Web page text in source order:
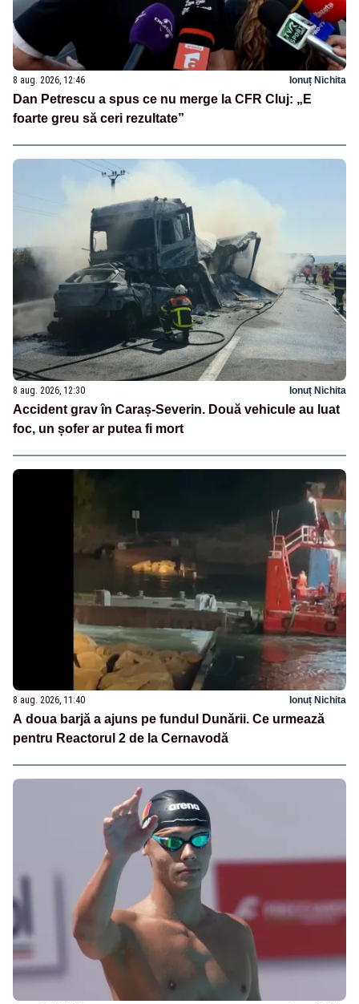
8 aug. 2026, 12:46 Ionuț Nichita
Dan Petrescu a spus ce nu merge la CFR Cluj: „E
foarte greu să ceri rezultate”
8 aug. 2026, 12:30 Ionuț Nichita
Accident grav în Caraș-Severin. Două vehicule au luat
foc, un șofer ar putea fi mort
8 aug. 2026, 11:40 Ionuț Nichita
A doua barjă a ajuns pe fundul Dunării. Ce urmează
pentru Reactorul 2 de la Cernavodă